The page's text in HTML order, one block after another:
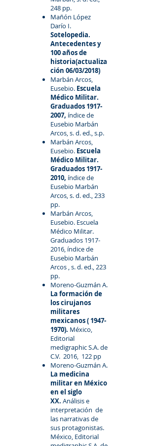
248 pp.
Mañón López
Darío I.
Sotelopedia.
Antecedentes y
100 años de
historia(actualiza
ción 06/03/2018)
Marbán Arcos,
Eusebio. Escuela
Médico Militar.
Graduados 1917-
2007, índice de
Eusebio Marbán
Arcos, s. d. ed., s.p.
Marbán Arcos,
Eusebio. Escuela
Médico Militar.
Graduados 1917-
2010, índice de
Eusebio Marbán
Arcos, s. d. ed., 233
pp.
Marbán Arcos,
Eusebio. Escuela
Médico Militar.
Graduados 1917-
2016, índice de
Eusebio Marbán
Arcos , s. d. ed., 223
pp.
Moreno-Guzmán A.
La formación de
los cirujanos
militares
mexicanos ( 1947-
1970). México,
Editorial
medigraphic S.A. de
C.V. 2016, 122 pp
Moreno-Guzmán A.
La medicina
militar en México
en el siglo
XX. Análisis e
interpretación de
las narrativas de
sus protagonistas.
México, Editorial